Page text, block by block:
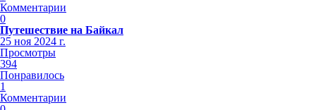
Комментарии
0
Путешествие на Байкал
25 ноя 2024 г.
Просмотры
394
Понравилось
1
Комментарии